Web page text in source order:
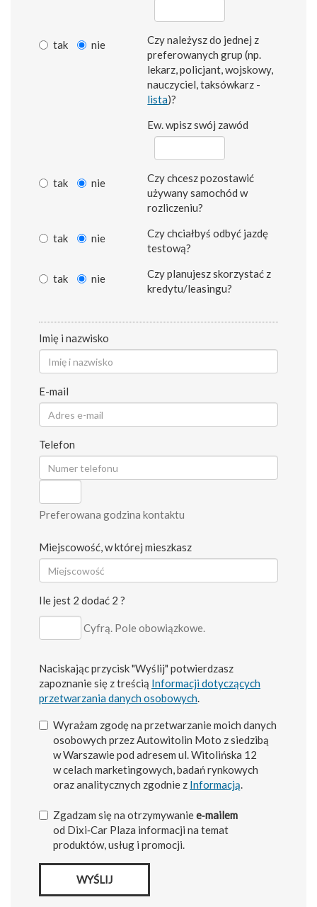
tak nie
Czy należysz do jednej z
preferowanych grup (np.
lekarz, policjant, wojskowy,
nauczyciel, taksówkarz -
lista)?
Ew. wpisz swój zawód
tak nie
Czy chcesz pozostawić
używany samochód w
rozliczeniu?
tak nie
Czy chciałbyś odbyć jazdę
testową?
tak nie
Czy planujesz skorzystać z
kredytu/leasingu?
Imię i nazwisko
E-mail
Telefon
Preferowana godzina kontaktu
Miejscowość, w której mieszkasz
Ile jest 2 dodać 2 ?
Cyfrą. Pole obowiązkowe.
Naciskając przycisk "Wyślij" potwierdzasz
zapoznanie się z treścią Informacji dotyczących
przetwarzania danych osobowych.
Wyrażam zgodę na przetwarzanie moich danych
osobowych przez Autowitolin Moto z siedzibą
w Warszawie pod adresem ul. Witolińska 12
w celach marketingowych, badań rynkowych
oraz analitycznych zgodnie z Informacją.
Zgadzam się na otrzymywaniee‑mailem
od Dixi‑Car Plaza informacji na temat
produktów, usług i promocji.
WYŚLIJ